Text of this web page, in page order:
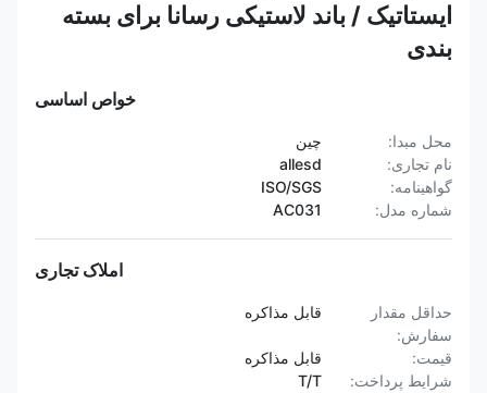
ایستاتیک / باند لاستیکی رسانا برای بسته
بندی
خواص اساسی
محل مبدا:
چین
نام تجاری:
allesd
گواهینامه:
ISO/SGS
شماره مدل:
AC031
املاک تجاری
حداقل مقدار
سفارش:
قابل مذاکره
قیمت:
قابل مذاکره
شرایط پرداخت:
T/T